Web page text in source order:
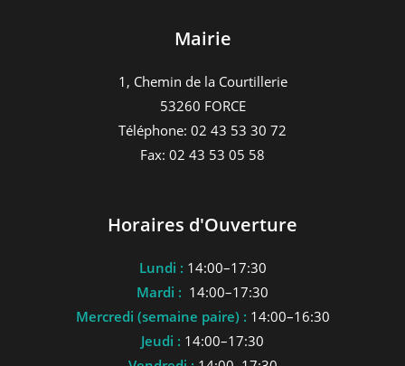
Mairie
1, Chemin de la Courtillerie
53260 FORCE
Téléphone: 02 43 53 30 72
Fax: 02 43 53 05 58
Horaires d'Ouverture
Lundi : 14:00–17:30
Mardi : 14:00–17:30
Mercredi (semaine paire) : 14:00–16:30
Jeudi : 14:00–17:30